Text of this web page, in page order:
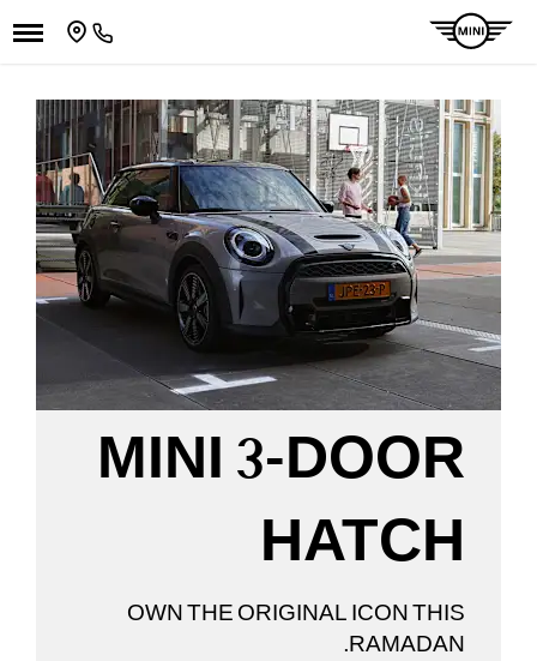
MINI 3-DOOR
HATCH
OWN THE ORIGINAL ICON THIS
RAMADAN.